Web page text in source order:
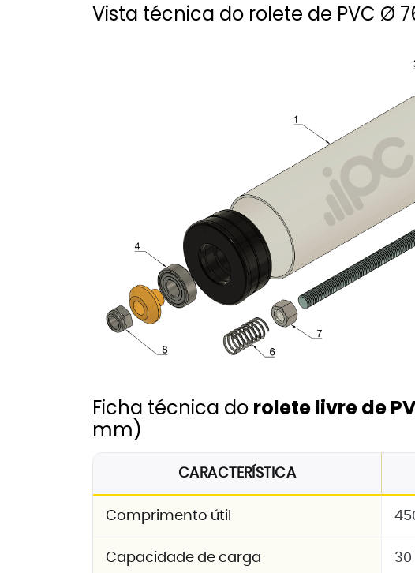
Vista técnica do rolete de PVC Ø
Ficha técnica do rolete livre de
mm)
CARACTERÍSTICA
Comprimento útil
Capacidade de carga